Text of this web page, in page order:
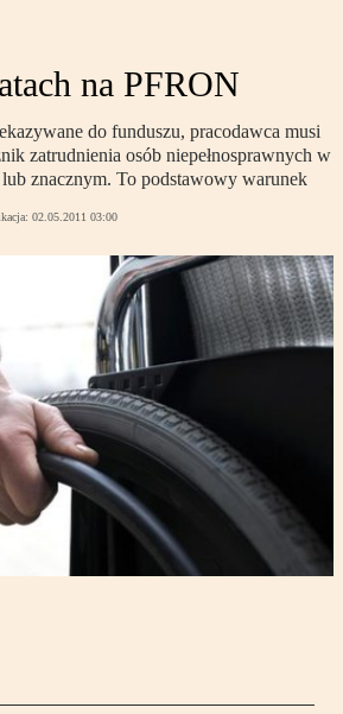
na PFRON
do funduszu, pracodawca musi
zatrudnienia osób niepełnosprawnych w
znacznym. To podstawowy warunek
02.05.2011 03:00